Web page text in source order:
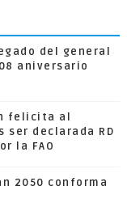
del general
aniversario
felicita al
ser declarada RD
la FAO
2050 conforma